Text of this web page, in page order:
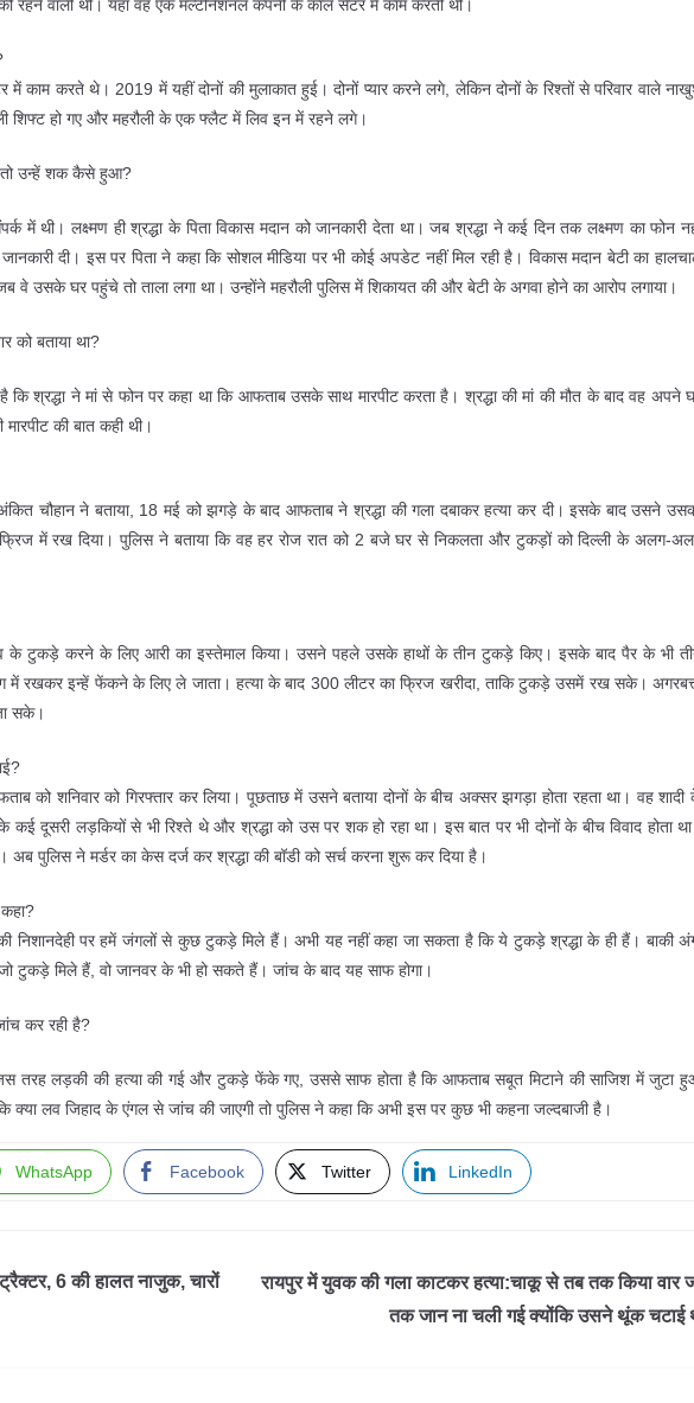
रहने वाली थी। यहां वह एक मल्टीनेशनल कंपनी के कॉल सेंटर में काम करती थी।
में काम करते थे। 2019 में यहीं दोनों की मुलाकात हुई। दोनों प्यार करने लगे, लेकिन दोनों के रिश्तों से परिवार वाले
शिफ्ट हो गए और महरौली के एक फ्लैट में लिव इन में रहने लगे।
तो उन्हें शक कैसे हुआ?
में थी। लक्ष्मण ही श्रद्धा के पिता विकास मदान को जानकारी देता था। जब श्रद्धा ने कई दिन तक लक्ष्मण का फोन
दी। इस पर पिता ने कहा कि सोशल मीडिया पर भी कोई अपडेट नहीं मिल रही है। विकास मदान बेटी का
वे उसके घर पहुंचे तो ताला लगा था। उन्होंने महरौली पुलिस में शिकायत की और बेटी के अगवा होने का आरोप लगाया।
को बताया था?
है कि श्रद्धा ने मां से फोन पर कहा था कि आफताब उसके साथ मारपीट करता है। श्रद्धा की मां की मौत के बाद वह अपने
की बात कही थी।
चौहान ने बताया, 18 मई को झगड़े के बाद आफताब ने श्रद्धा की गला दबाकर हत्या कर दी। इसके बाद उसने
में रख दिया। पुलिस ने बताया कि वह हर रोज रात को 2 बजे घर से निकलता और टुकड़ों को दिल्ली के अलग-
के टुकड़े करने के लिए आरी का इस्तेमाल किया। उसने पहले उसके हाथों के तीन टुकड़े किए। इसके बाद पैर के भी
रखकर इन्हें फेंकने के लिए ले जाता। हत्या के बाद 300 लीटर का फ्रिज खरीदा, ताकि टुकड़े उसमें रख सके।
सके।
को शनिवार को गिरफ्तार कर लिया। पूछताछ में उसने बताया दोनों के बीच अक्सर झगड़ा होता रहता था। वह शादी
कई दूसरी लड़कियों से भी रिश्ते थे और श्रद्धा को उस पर शक हो रहा था। इस बात पर भी दोनों के बीच विवाद होता
पुलिस ने मर्डर का केस दर्ज कर श्रद्धा की बॉडी को सर्च करना शुरू कर दिया है।
निशानदेही पर हमें जंगलों से कुछ टुकड़े मिले हैं। अभी यह नहीं कहा जा सकता है कि ये टुकड़े श्रद्धा के ही हैं। बाकी
टुकड़े मिले हैं, वो जानवर के भी हो सकते हैं। जांच के बाद यह साफ होगा।
कर रही है?
तरह लड़की की हत्या की गई और टुकड़े फेंके गए, उससे साफ होता है कि आफताब सबूत मिटाने की साजिश में जुटा
क्या लव जिहाद के एंगल से जांच की जाएगी तो पुलिस ने कहा कि अभी इस पर कुछ भी कहना जल्दबाजी है।
WhatsApp Facebook Twitter LinkedIn
6 की हालत नाजुक, चारों
रायपुर में युवक की गला काटकर हत्या:चाकू से तब तक किया वार
तक जान ना चली गई क्योंकि उसने थूंक चटाई